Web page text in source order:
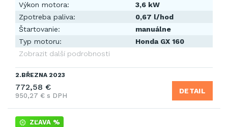
Výkon motora:
3,6 kW
Zpotreba paliva:
0,67 l/hod
Štartovanie:
manuálne
Typ motoru:
Honda GX 160
Zobrazit další podrobnosti
2.BŘEZNA 2023
772,58 €
950,27 € s DPH
DETAIL
ZĽAVA %